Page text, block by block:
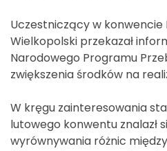
Uczestniczący w
Wielkopolski przekazał
Narodowego Programu
zwiększenia środków na
W kręgu zainteresowania
lutowego konwentu znalazł
wyrównywania różnic